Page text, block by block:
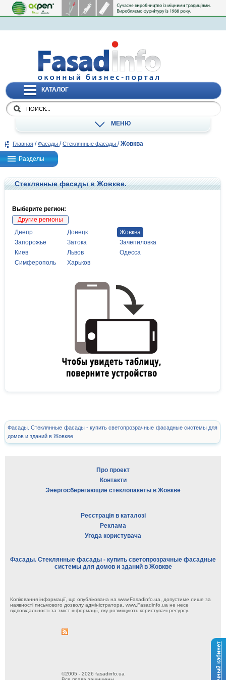
Личный кабинет
КАТАЛОГ
МЕНЮ
Главная / Фасады / Стеклянные фасады / Жовква
Разделы
Стеклянные фасады в Жовкве.
Выберите регион:
Другие регионы
Днепр
Донецк
Жовква
Запорожье
Затока
Зачепиловка
Киев
Львов
Одесса
Симферополь
Харьков
Фасады. Стеклянные фасады - купить светопрозрачные фасадные системы для
домов и зданий в Жовкве
Про проект
Контакти
Энергосберегающие стеклопакеты в Жовкве
Реєстрація в каталозі
Реклама
Угода користувача
Фасады. Стеклянные фасады - купить светопрозрачные фасадные
системы для домов и зданий в Жовкве
Копіювання інформації, що опублікована на www.Fasadinfo.ua, допустиме лише за
наявності письмового дозволу адміністратора. www.Fasadinfo.ua не несе
відповідальності за зміст інформації, яку розміщують користувачі ресурсу.
©2005 - 2026 fasadinfo.ua